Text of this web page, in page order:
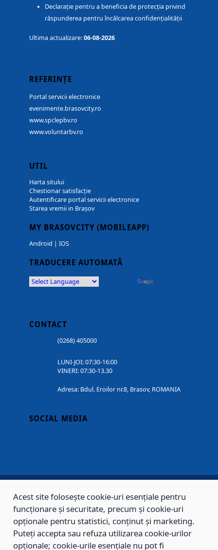
Declarație pentru a beneficia de protecția privind
răspunderea pentru încălcarea confidențialității
Ultima actualizare:06-08-2026
REFERINȚE
Portal servicii electronice
evenimente.brasovcity.ro
www.spclepbv.ro
www.voluntarbv.ro
UTIL
Harta sitului
Chestionar satisfacție
Autentificare portal servicii electronice
Starea vremii in Brașov
MY BRASOVCITY (MOBILEAPP)
Android | IOS
TRADUCERE AUTOMATĂ
CONTACT
(0268) 405000
LUNI-JOI: 07:30-16:00
VINERI: 07:30-13.30
Adresa: Bdul. Eroilor nr.8, Brasov, ROMANIA
SOCIAL MEDIA
Copyright © 2002 - 2026 - PRIMĂRIA MUNICIPIULUI BRAȘOV, toate drepturile
rezervate.
Sitemap Contact
Acest site folosește cookie-uri esențiale pentru
funcționare și securitate, precum și cookie-uri
opționale pentru statistici, conținut și marketing.
Puteți accepta sau refuza utilizarea cookie-urilor
opționale; cookie-urile esențiale nu pot fi